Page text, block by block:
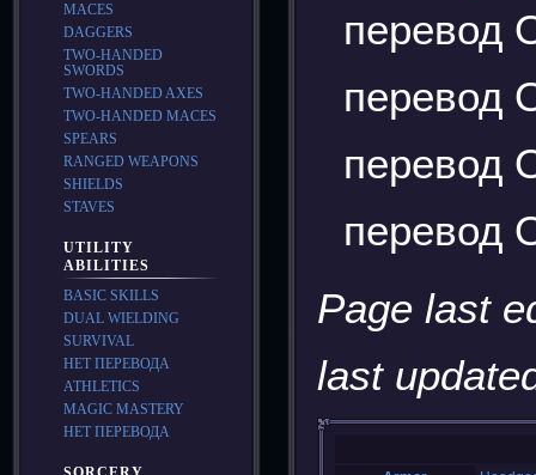
перевод
перевод
перевод
перевод
Page last
last
MACES
DAGGERS
TWO-HANDED
SWORDS
TWO-HANDED AXES
TWO-HANDED MACES
SPEARS
RANGED WEAPONS
SHIELDS
STAVES
UTILITY
ABILITIES
BASIC SKILLS
DUAL WIELDING
SURVIVAL
НЕТ ПЕРЕВОДА
ATHLETICS
MAGIC MASTERY
НЕТ ПЕРЕВОДА